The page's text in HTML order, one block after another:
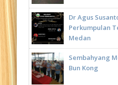
Dr Agus
Perkumpulan
Medan
Sembahyang
Bun Kong